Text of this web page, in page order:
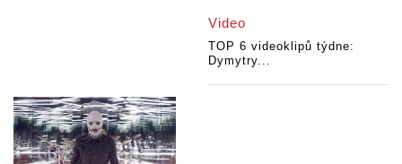
Video
TOP 6 videoklipů týdne:
Dymytry...